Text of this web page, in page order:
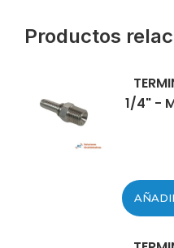
Productos
1/4" -